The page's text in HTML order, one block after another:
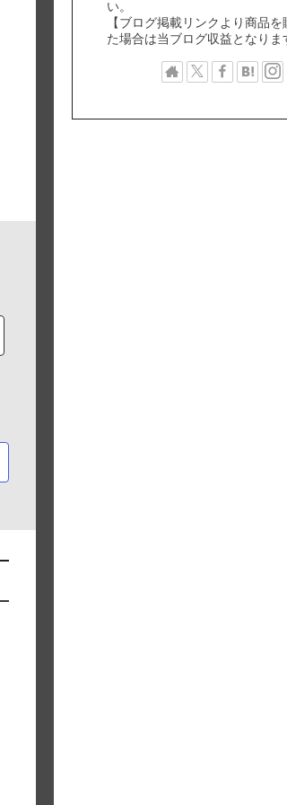
い。
【ブログ掲載リンクより商品
た場合は当ブログ収益となりま